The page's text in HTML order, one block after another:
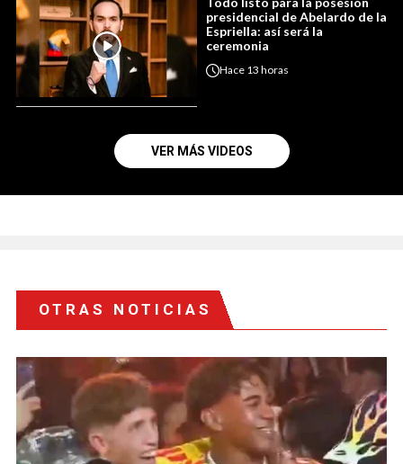
presidencial de Abelardo de la
Espriella: así será la
ceremonia
Hace 13 horas
VER MÁS VIDEOS
OTRAS NOTICIAS